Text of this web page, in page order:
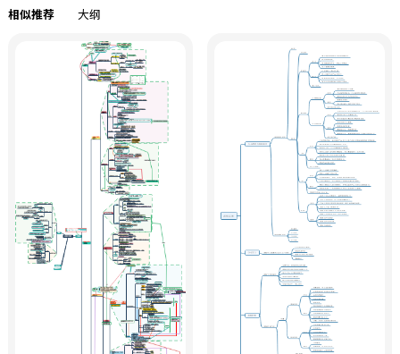
相似推荐 大纲